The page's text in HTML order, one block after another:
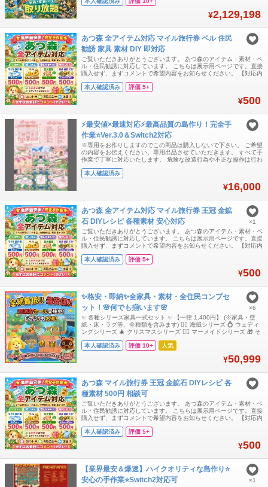
品数にかかわらず、配送は一度にまとめて行います 💌 住民を希望
¥2,129,198
あつ森 全アイテム対応 マイル旅行券 ベル 住民
勧誘 家具 素材 DIY 即対応
ご覧いただきありがとうございます。 あつ森のアイテム・素材・ベ
ル・住民勧誘に対応しています。 こちらは展示用ページです。直接
購入せず、まずコメントで希望内容をお知らせください。 【対応内
ピ ・家具 / 服 / 植物など各種アイテム ・住民勧誘 【基本メニュ
本人確認済み 評価 5+
¥500
⚡最安値×最速対応⚡最高品質の島作り！完全手
作業⭐Ver.3.0＆Switch2対応
※専用をお作りしますのでこの商品は購入しないで下さい。 ご希望
の内容をお伝えください、専用出品させていただきます。 すべて手
作業で丁寧に対応いたします。 危険な改造行為や不正な操作は行わ
スクのある作業は一切いたしません。 日本のお客様にも安心してご
本人確認済み
¥16,000
あつ森 全アイテム対応 マイル旅行券 王冠 金鉱
石 DIYレシピ 各種素材 安心対応
ご覧いただきありがとうございます。 あつ森のアイテム・素材・ベ
ル・住民勧誘に対応しています。 こちらは展示用ページです。直接
購入せず、まずコメントで希望内容をお知らせください。 【対応内
ピ ・家具 / 服 / 植物など各種アイテム ・住民勧誘 【基本メニュ
本人確認済み 評価 5+
¥500
×1
✨格安・即納✨全家具・素材・全住民コンプセ
ット！🌸何でも揃います🌸
✨ 各種シリーズ家具一式セット ✨ 【一律 1,400円】 (※家具・壁
紙・床・ラグ等、全種類を含みます) 🏴‍☠️ 海賊シリーズ 💍 ウェディ
ングシリーズ 🎄 クリスマスシリーズ 🧜‍♀️ マーメイドシリーズ 🎁 そ
1,000円 現物一式（全6種 × 30セット：合計180個） DIYレシピ一
本人確認済み 評価 10+ 人気
¥50,999
×6
あつ森 マイル旅行券 王冠 金鉱石 DIYレシピ 各
種素材 500円 相談可
ご覧いただきありがとうございます。 あつ森のアイテム・素材・ベ
ル・住民勧誘に対応しています。 こちらは展示用ページです。直接
購入せず、まずコメントで希望内容をお知らせください。 【対応内
ピ ・家具 / 服 / 植物など各種アイテム ・住民勧誘 【基本メニュ
本人確認済み 評価 5+
¥500
【業界最安＆爆速】ハイクオリティな島作り⭐
安心の手作業⭐Switch2対応可
×1